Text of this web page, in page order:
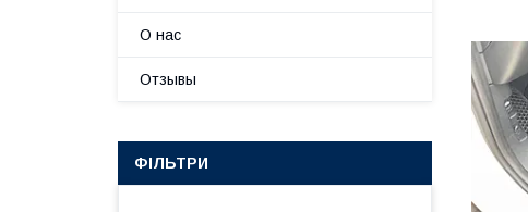
О нас
Отзывы
ФІЛЬТРИ